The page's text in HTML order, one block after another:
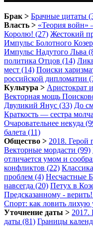
Брак > Брачные цитаты
Власть > «Теория войн»
Королю! (27) Жестокий
Импульс Болотного
Импульс Надутого Льва
политика Отцов (14)
мест (14) Поиски
российской дипломатии
Культура > Аристократ
Векторная мощь
Двуликий Янус (33) До
Краткость — сестра
Очаровательнее некуда
балета (11)
Общество > 2018. Герой
Векторные мордасти (99)
отличается умом и
конфликтов (22)
проблем (4) Несчастные
навсегда (20) Петух в
Предсказанному -
Спорт: как ловить лихую
Уточнение даты > 2017.
даты (81) Границы